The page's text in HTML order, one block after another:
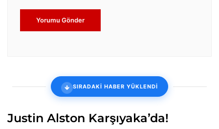
Yorumu Gönder
SIRADAKİ HABER YÜKLENDİ
Justin Alston Karşıyaka’da!